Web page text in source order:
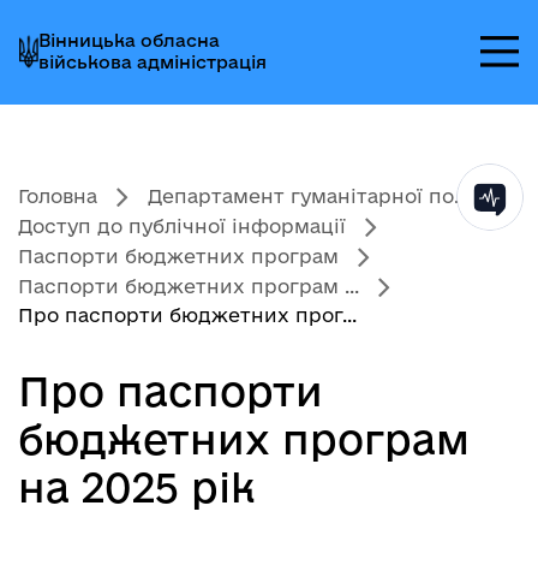
до
головного
меню
до
головного
вмісту
до
головного
колонтитула
Вінницька обласна
військова адміністрація
Головна
Департамент гуманітарної по...
Доступ до публічної інформації
Паспорти бюджетних програм
Паспорти бюджетних програм ...
Про паспорти бюджетних прог...
Про паспорти
бюджетних програм
на 2025 рік